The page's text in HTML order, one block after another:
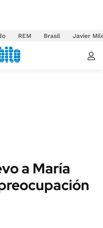
REM Brasil Javier
a María